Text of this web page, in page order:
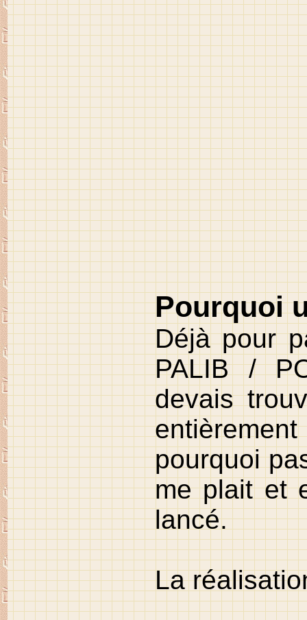
Pourquoi
Déjà pour
PALIB /
devais
pourquoi
me plait et
lancé.
La